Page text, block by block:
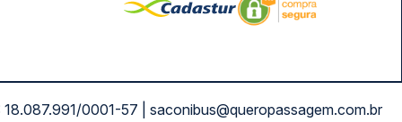
0001-57 | saconibus@queropassagem.com.br